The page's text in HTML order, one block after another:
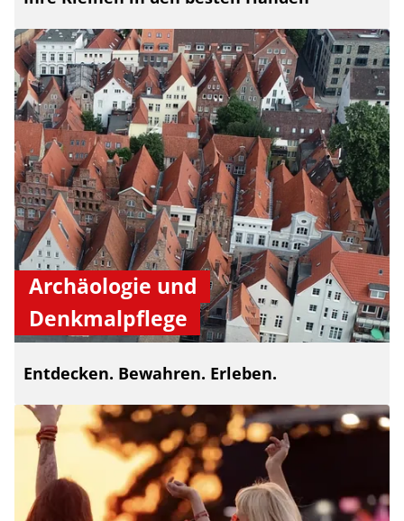
Archäologie und
Denkmalpflege
Entdecken. Bewahren. Erleben.